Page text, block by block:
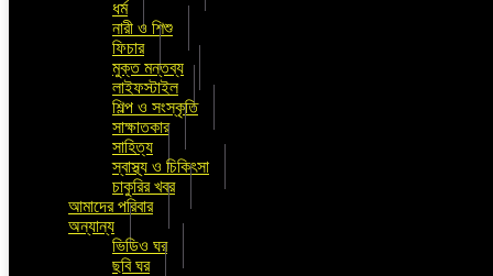
ধর্ম
নারী ও শিশু
ফিচার
মুক্ত মন্তব্য
লাইফস্টাইল
শিল্প ও সংস্কৃতি
সাক্ষাতকার
সাহিত্য
স্বাস্থ্য ও চিকিৎসা
চাকুরির খবর
আমাদের পরিবার
অন্যান্য
ভিডিও ঘর
ছবি ঘর